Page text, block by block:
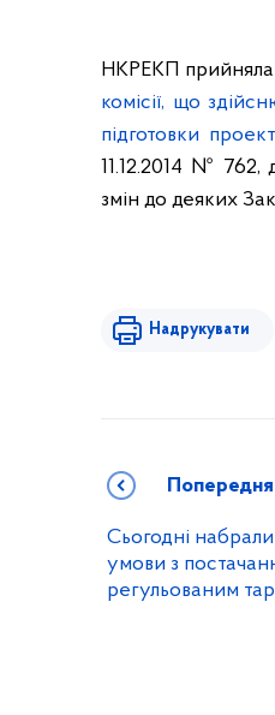
НКРЕКП прийняла
комісії, що
підготовки
11.12.2014 №
змін до деяких
Надрукувати
Попередня
Сьогодні набрали
умови з
регульованим